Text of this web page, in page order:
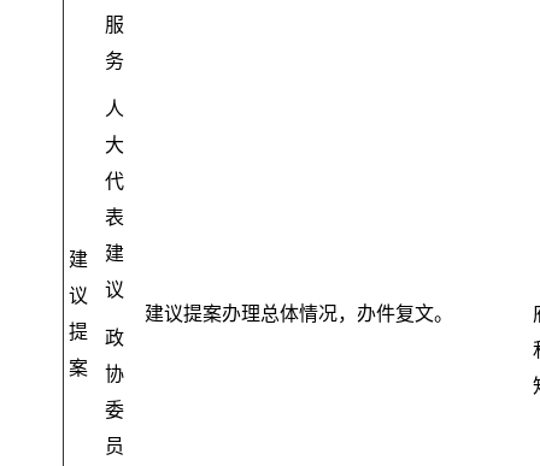
服
务
建
议
提
案
人
大
代
表
建
议
建议提案办理总体情况， 办件复文。
政
协
委
员